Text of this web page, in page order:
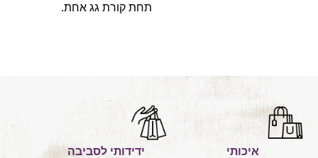
תחת קורת גג אחת.
איכותי ידידותי לסביבה